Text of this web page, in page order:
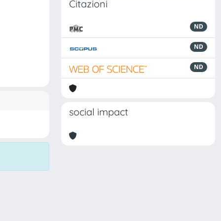
Citazioni
ND
ND
ND
social impact